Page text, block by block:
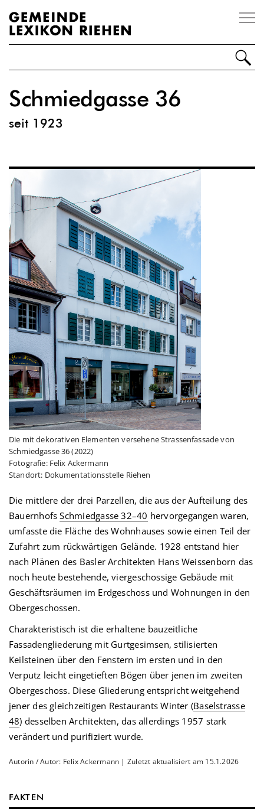
Personen
Organisationen
Sonstiges
Über Riehen
Schmiedgasse 36
seit 1923
Die mit dekorativen Elementen versehene Strassenfassade von
Schmiedgasse 36 (2022)
Fotografie: Felix Ackermann
Standort: Dokumentationsstelle Riehen
Die mittlere der drei Parzellen, die aus der Aufteilung des
BauernhofsSchmiedgasse 32–40 hervorgegangen waren,
umfasste die Fläche des Wohnhauses sowie einen Teil der
Zufahrt zum rückwärtigen Gelände. 1928 entstand hier
nach Plänen des Basler Architekten Hans Weissenborn das
noch heute bestehende, viergeschossige Gebäude mit
Geschäftsräumen im Erdgeschoss und Wohnungen in den
Obergeschossen.
Charakteristisch ist die erhaltene bauzeitliche
Fassadengliederung mit Gurtgesimsen, stilisierten
Keilsteinen über den Fenstern im ersten und in den
Verputz leicht eingetieften Bögen über jenen im zweiten
Obergeschoss. Diese Gliederung entspricht weitgehend
jener des gleichzeitigen Restaurants Winter (Baselstrasse
48) desselben Architekten, das allerdings 1957 stark
verändert und purifiziert wurde.
Autorin / Autor: Felix Ackermann | Zuletzt aktualisiert am 15.1.2026
FAKTEN